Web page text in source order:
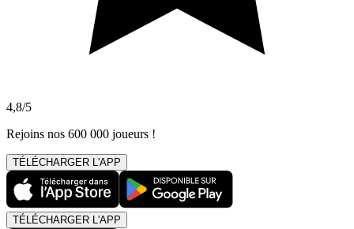
4,8/5
Rejoins nos 600 000 joueurs !
TÉLÉCHARGER L'APP
TÉLÉCHARGER L'APP